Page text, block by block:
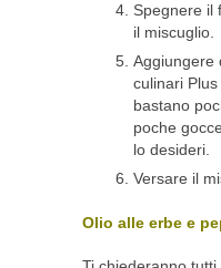
Spegnere il
il miscuglio.
Aggiungere
culinari
bastano
poche
lo desideri.
Versare il
Olio alle erbe e